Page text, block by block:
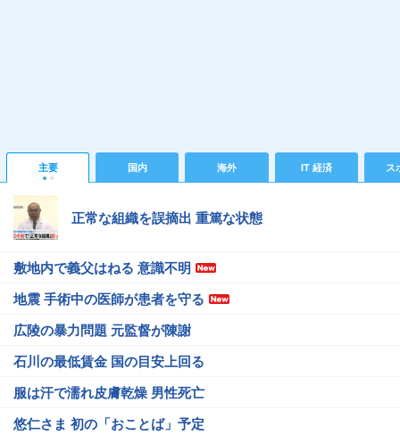
主要 国内 海外 IT 経済 ス
正常な組織を誤摘出 重篤な状態
敷地内で義父はねる 意識不明
地震 手術中の医師が患者を守る
広陵の暴力問題 元監督が陳謝
石川の最低賃金 国の目安上回る
服は汗で濡れ皮膚乾燥 男性死亡
悠仁さま 初の「おことば」予定